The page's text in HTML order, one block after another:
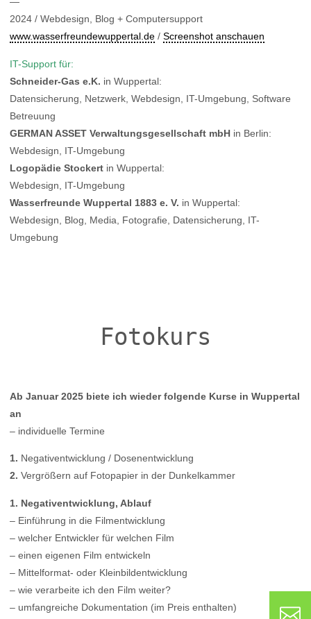
2024 / Webdesign, Blog + Computersupport
www.wasserfreundewuppertal.de /Screenshot anschauen
IT-Support für:
Schneider-Gas e.K. in Wuppertal:
Datensicherung, Netzwerk, Webdesign, IT-Umgebung, Software
Betreuung
GERMAN ASSET Verwaltungsgesellschaft mbH in Berlin:
Webdesign, IT-Umgebung
Logopädie Stockert in Wuppertal:
Webdesign, IT-Umgebung
Wasserfreunde Wuppertal 1883 e. V. in Wuppertal:
Webdesign, Blog, Media, Fotografie, Datensicherung, IT-
Umgebung
Fotokurs
Ab Januar 2025 biete ich wieder folgende Kurse in Wuppertal
an
– individuelle Termine
1. Negativentwicklung / Dosenentwicklung
2. Vergrößern auf Fotopapier in der Dunkelkammer
1. Negativentwicklung, Ablauf
– Einführung in die Filmentwicklung
– welcher Entwickler für welchen Film
– einen eigenen Film entwickeln
– Mittelformat- oder Kleinbildentwicklung
– wie verarbeite ich den Film weiter?
– umfangreiche Dokumentation (im Preis enthalten)